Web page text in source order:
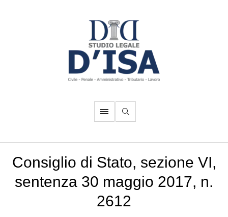
Consiglio di Stato, sezione VI,
sentenza 30 maggio 2017, n.
2612